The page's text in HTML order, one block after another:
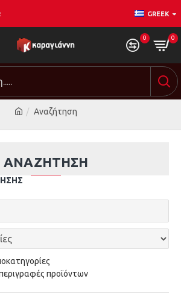
GREEK
0 0
Αναζήτηση
ΑΝΑΖΉΤΗΣΗ
προϊόντων